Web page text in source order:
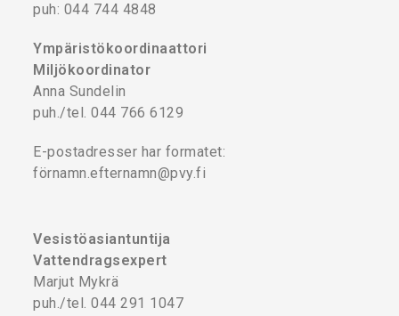
puh: 044 744 4848
Ympäristökoordinaattori
Miljökoordinator
Anna Sundelin
puh./tel. 044 766 6129
E-postadresser har formatet:
förnamn.efternamn@pvy.fi
Vesistöasiantuntija
Vattendragsexpert
Marjut Mykrä
puh./tel. 044 291 1047